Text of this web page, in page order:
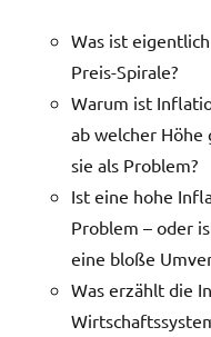
Was ist
Preis-Spirale?
Warum ist
ab welcher Höhe
sie als Problem?
Ist eine hohe
Problem – oder
eine bloße
Was erzählt die